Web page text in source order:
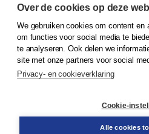
© 2026Koninklijke Boom uitgevers
Klantenservice
Service & informatie
Contact
Over de cookies op deze
We gebruiken cookies om content en
om functies voor social media te
te analyseren. Ook delen we
site met onze partners voor social
Privacy- en cookieverklaring
Cookie-
Alle cookies